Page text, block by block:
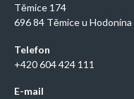
Těmice 174
696 84 Těmice u Hodonína
Telefon
+420 604 424 111
E-mail